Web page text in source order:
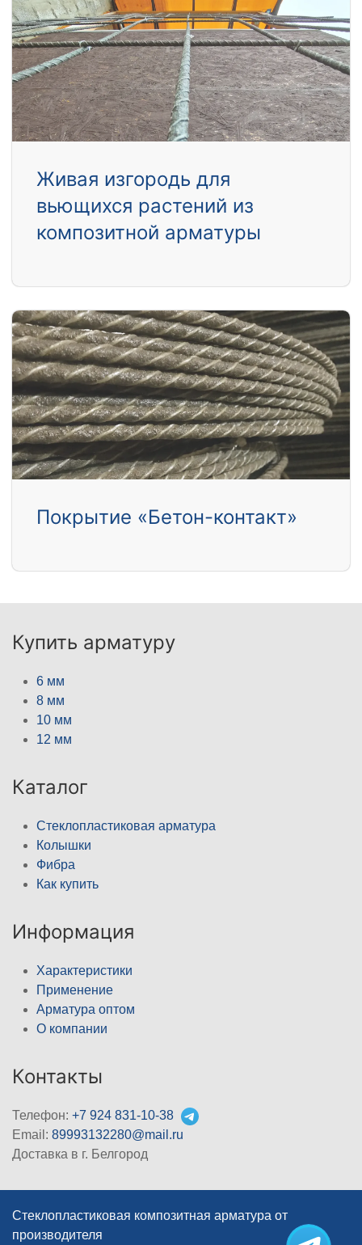
Живая изгородь для
вьющихся растений из
композитной арматуры
Покрытие «Бетон-контакт»
Купить арматуру
6 мм
8 мм
10 мм
12 мм
Каталог
Стеклопластиковая арматура
Колышки
Фибра
Как купить
Информация
Характеристики
Применение
Арматура оптом
О компании
Контакты
Телефон: +7 924 831-10-38
Email: 89993132280@mail.ru
Доставка в г. Белгород
Стеклопластиковая композитная арматура от
производителя